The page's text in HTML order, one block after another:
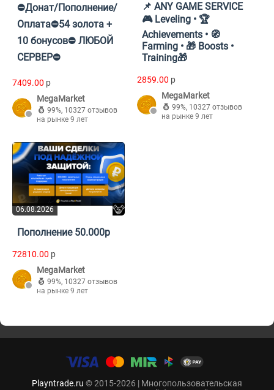
⛔Донат/Пополнение/
Оплата⛔54 золота +
10 бонусов⛔ ЛЮБОЙ
СЕРВЕР⛔
7409.00 p
MegaMarket
99%, 10327 отзывов
на рынке 9 лет
📌 ANY GAME SERVICE
🎮 Leveling • 🏆
Achievements • 🧭
Farming • 🎁 Boosts •
Training🎁
2859.00 p
MegaMarket
99%, 10327 отзывов
на рынке 9 лет
06.08.2026
Пополнение 50.000р
72810.00 p
MegaMarket
99%, 10327 отзывов
на рынке 9 лет
Playntrade.ru © 2015-2026 | Многопользовательская